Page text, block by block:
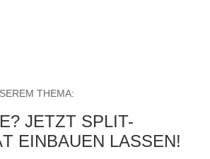
THEMA:
JETZT SPLIT-
EINBAUEN LASSEN!